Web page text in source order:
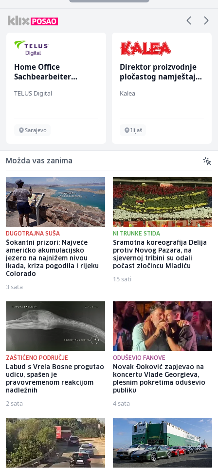
Home Office
Sachbearbeiter
bekannten deutschen
TELUS Digital
Sarajevo
Direktor proizvodnje
pločastog namještaja
Kalea
Ilijaš
Možda vas zanima
DUGOTRAJNA SUŠA
Šokantni prizori: Najveće
američko akumulacijsko
jezero na najnižem nivou
ikada, kriza pogodila i rijeku
Colorado
3 sata
NI TRUNKE STIDA
Sramotna koreografija Delija
protiv Novog Pazara, na
sjevernoj tribini su odali
počast zločincu Mladiću
15 sati
ZAŠTIĆENO PODRUČJE
Labud s Vrela Bosne progutao
udicu, spašen je
pravovremenom reakcijom
nadležnih
2 sata
ODUŠEVIO FANOVE
Novak Đoković zapjevao na
koncertu Vlade Georgieva,
plesnim pokretima oduševio
publiku
4 sata